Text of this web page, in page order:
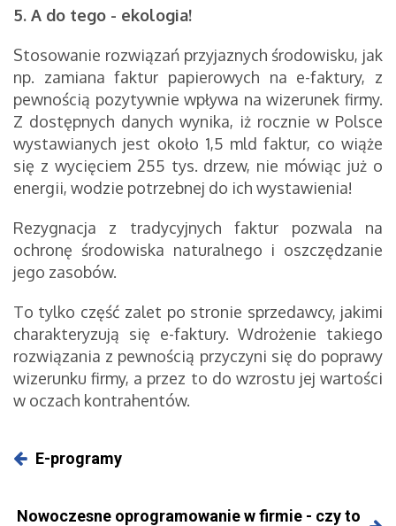
5. A do tego - ekologia!
Stosowanie rozwiązań przyjaznych środowisku, jak
np. zamiana faktur papierowych na e-faktury, z
pewnością pozytywnie wpływa na wizerunek firmy.
Z dostępnych danych wynika, iż rocznie w Polsce
wystawianych jest około 1,5 mld faktur, co wiąże
się z wycięciem 255 tys. drzew, nie mówiąc już o
energii, wodzie potrzebnej do ich wystawienia!
Rezygnacja z tradycyjnych faktur pozwala na
ochronę środowiska naturalnego i oszczędzanie
jego zasobów.
To tylko część zalet po stronie sprzedawcy, jakimi
charakteryzują się e-faktury. Wdrożenie takiego
rozwiązania z pewnością przyczyni się do poprawy
wizerunku firmy, a przez to do wzrostu jej wartości
w oczach kontrahentów.
E-programy
Nowoczesne oprogramowanie w firmie - czy to